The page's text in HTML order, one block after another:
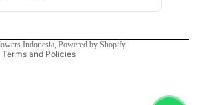
Indonesia, Powered by Shopify
Terms and Policies